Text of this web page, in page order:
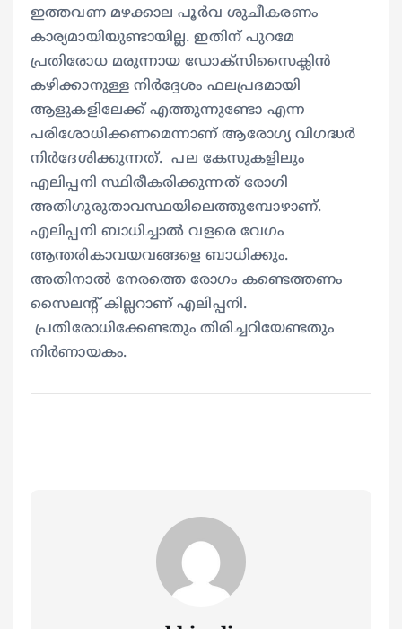
ഇത്തവണ മഴക്കാല പൂർവ ശുചീകരണം
കാര്യമായിയുണ്ടായില്ല. ഇതിന് പുറമേ
പ്രതിരോധ മരുന്നായ ഡോക്സിസൈക്ലിൻ
കഴിക്കാനുള്ള നിർദ്ദേശം ഫലപ്രദമായി
ആളുകളിലേക്ക് എത്തുന്നുണ്ടോ എന്ന
പരിശോധിക്കണമെന്നാണ് ആരോഗ്യ വിഗദ്ധർ
നിർദേശിക്കുന്നത്. പല കേസുകളിലും
എലിപ്പനി സ്ഥിരീകരിക്കുന്നത് രോഗി
അതിഗുരുതാവസ്ഥയിലെത്തുമ്പോഴാണ്.
എലിപ്പനി ബാധിച്ചാൽ വളരെ വേഗം
ആന്തരികാവയവങ്ങളെ ബാധിക്കും.
അതിനാൽ നേരത്തെ രോഗം കണ്ടെത്തണം
സൈലന്‍റ് കില്ലറാണ് എലിപ്പനി.
പ്രതിരോധിക്കേണ്ടതും തിരിച്ചറിയേണ്ടതും
നിർണായകം.